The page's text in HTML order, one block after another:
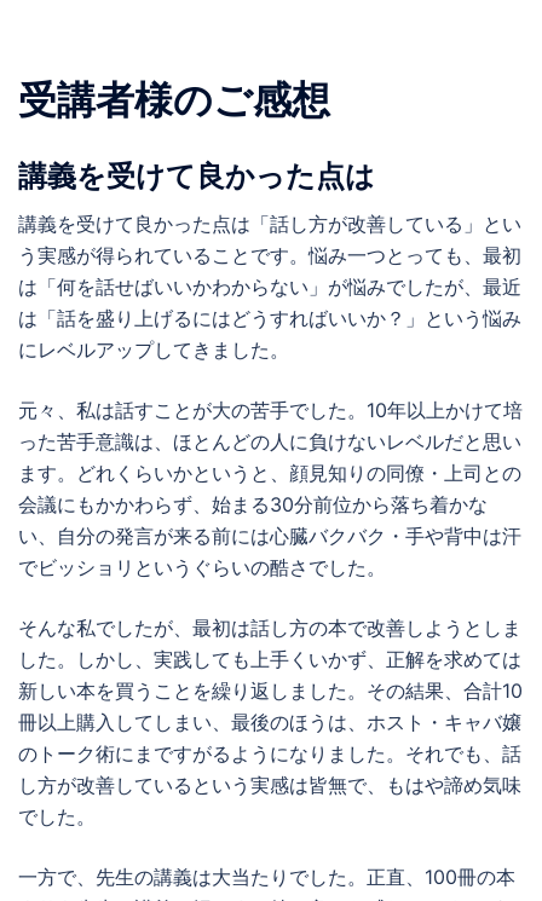
受講者様のご感想
講義を受けて良かった点は
講義を受けて良かった点は「話し方が改善している」とい
う実感が得られていることです。悩み一つとっても、最初
は「何を話せばいいかわからない」が悩みでしたが、最近
は「話を盛り上げるにはどうすればいいか？」という悩み
にレベルアップしてきました。
元々、私は話すことが大の苦手でした。10年以上かけて培
った苦手意識は、ほとんどの人に負けないレベルだと思い
ます。どれくらいかというと、顔見知りの同僚・上司との
会議にもかかわらず、始まる30分前位から落ち着かな
い、自分の発言が来る前には心臓バクバク・手や背中は汗
でビッショリというぐらいの酷さでした。
そんな私でしたが、最初は話し方の本で改善しようとしま
した。しかし、実践しても上手くいかず、正解を求めては
新しい本を買うことを繰り返しました。その結果、合計10
冊以上購入してしまい、最後のほうは、ホスト・キャバ嬢
のトーク術にまですがるようになりました。それでも、話
し方が改善しているという実感は皆無で、もはや諦め気味
でした。
一方で、先生の講義は大当たりでした。正直、100冊の本